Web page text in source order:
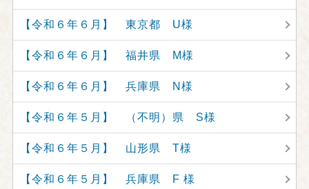
【令和６年６月】 東京都 U様
【令和６年６月】 福井県 M様
【令和６年６月】 兵庫県 N様
【令和６年５月】 （不明）県 S様
【令和６年５月】 山形県 T様
【令和６年５月】 兵庫県 F 様